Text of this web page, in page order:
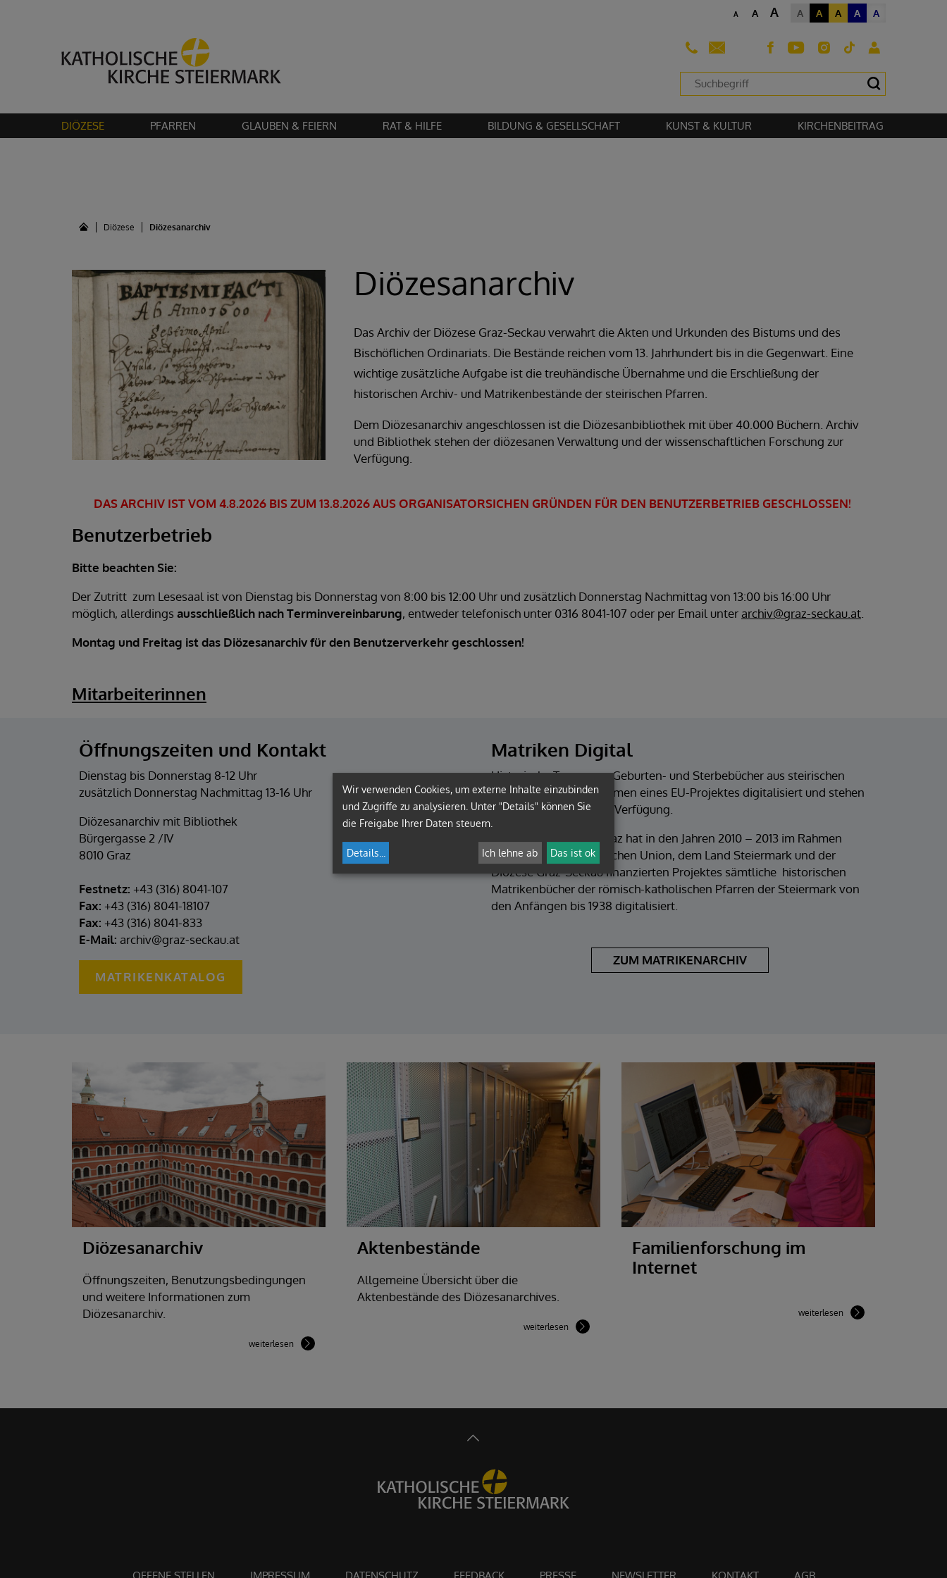
, um diesen Inhalt sehen zu können.
A A A A A A A A
DIÖZESE PFARREN GLAUBEN & FEIERN RAT & HILFE BILDUNG & GESELLSCHAFT KUNST & KULTUR KIRCHENBEITRAG
Diözese Diözesanarchiv
Diözesanarchiv
Das Archiv der Diözese Graz-Seckau verwahrt die Akten und Urkunden des Bistums und des
Bischöflichen Ordinariats. Die Bestände reichen vom 13. Jahrhundert bis in die Gegenwart. Eine
wichtige zusätzliche Aufgabe ist die treuhändische Übernahme und die Erschließung der
historischen Archiv- und Matrikenbestände der steirischen Pfarren.
Dem Diözesanarchiv angeschlossen ist die Diözesanbibliothek mit über 40.000 Büchern. Archiv
und Bibliothek stehen der diözesanen Verwaltung und der wissenschaftlichen Forschung zur
Verfügung.
DAS ARCHIV IST VOM 4.8.2026 BIS ZUM 13.8.2026 AUS ORGANISATORSICHEN GRÜNDEN FÜR DEN BENUTZERBETRIEB GESCHLOSSEN!
Benutzerbetrieb
Bitte beachten Sie:
Der Zutritt zum Lesesaal ist von Dienstag bis Donnerstag von 8:00 bis 12:00 Uhr und zusätzlich Donnerstag Nachmittag von 13:00 bis 16:00 Uhr
möglich, allerdings ausschließlich nach Terminvereinbarung, entweder telefonisch unter 0316 8041-107 oder per Email unterarchiv@graz-seckau.at.
Montag und Freitag ist das Diözesanarchiv für den Benutzerverkehr geschlossen!
Mitarbeiterinnen
Öffnungszeiten und Kontakt
Dienstag bis Donnerstag 8-12 Uhr
zusätzlich Donnerstag Nachmittag 13-16 Uhr
Diözesanarchiv mit Bibliothek
Bürgergasse 2 /IV
8010 Graz
Festnetz: +43 (316) 8041-107
Fax: +43 (316) 8041-18107
Fax: +43 (316) 8041-833
E-Mail: archiv@graz-seckau.at
MATRIKENKATALOG
Matriken Digital
Historische Trauungs-, Geburten- und Sterbebücher aus steirischen
Pfarren wurden im Rahmen eines EU-Projektes digitalisiert und stehen
weltweit kostenlos zur Verfügung.
Das Diözesanarchiv Graz hat in den Jahren 2010 – 2013 im Rahmen
eines von der Europäischen Union, dem Land Steiermark und der
Diözese Graz-Seckau finanzierten Projektes sämtliche historischen
Matrikenbücher der römisch-katholischen Pfarren der Steiermark von
den Anfängen bis 1938 digitalisiert.
ZUM MATRIKENARCHIV
Diözesanarchiv
Öffnungszeiten, Benutzungsbedingungen
und weitere Informationen zum
Diözesanarchiv.
weiterlesen
Aktenbestände
Allgemeine Übersicht über die
Aktenbestände des Diözesanarchives.
weiterlesen
Familienforschung im
Internet
weiterlesen
Wir verwenden Cookies, um externe Inhalte einzubinden
und Zugriffe zu analysieren. Unter "Details" können Sie
die Freigabe Ihrer Daten steuern.
Details Ich lehne ab Das ist ok